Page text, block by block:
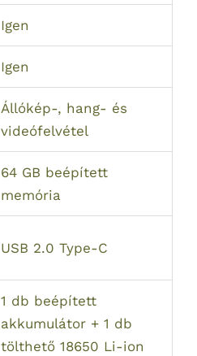
Igen
Igen
Állókép-, hang- és
videófelvétel
64 GB beépített
memória
USB 2.0 Type-C
1 db beépített
akkumulátor + 1 db
tölthető 18650 Li-ion